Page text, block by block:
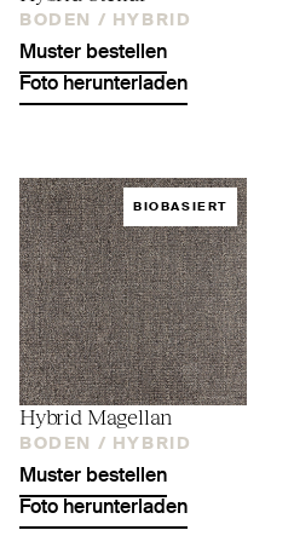
BODEN / HYBRID
Muster bestellen
Foto herunterladen
BIOBASIERT
Hybrid Magellan
BODEN / HYBRID
Muster bestellen
Foto herunterladen